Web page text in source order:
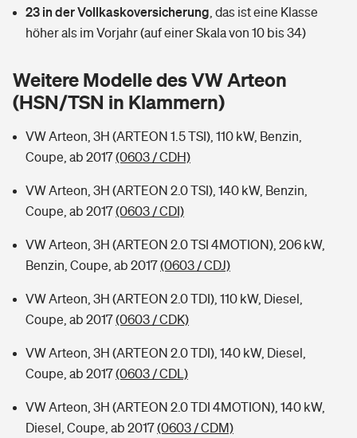
Tools
Hochwasser-Check: Wie gefährdet ist Ihr Haus?
Sie haben Fragen?
Handyversicherung
Private Cyberversicherung
Zur Übersicht
Tools
Kinderunfall-Check: Mehr Sicherheit für deine Kids
Typklassen: So ist Ihr Auto eingestuft
Sie haben Fragen?
Wer versichert was: Jetzt Versicherer finden
Rentenrechner: Wie viel Geld bekomme ich im Alter?
23 in der Vollkaskoversicherung das ist eine Klasse
höher als im Vorjahr (auf einer Skala von 10 bis 34)
Weitere Modelle des VW Arteon
(HSN/TSN in Klammern)
VW Arteon, 3H (ARTEON 1.5 TSI), 110 kW, Benzin,
Coupe, ab 2017(0603 / CDH)
VW Arteon, 3H (ARTEON 2.0 TSI), 140 kW, Benzin,
Coupe, ab 2017(0603 / CDI)
VW Arteon, 3H (ARTEON 2.0 TSI 4MOTION), 206 kW,
Benzin, Coupe, ab 2017(0603 / CDJ)
VW Arteon, 3H (ARTEON 2.0 TDI), 110 kW, Diesel,
Coupe, ab 2017(0603 / CDK)
VW Arteon, 3H (ARTEON 2.0 TDI), 140 kW, Diesel,
Coupe, ab 2017(0603 / CDL)
VW Arteon, 3H (ARTEON 2.0 TDI 4MOTION), 140 kW,
Diesel, Coupe, ab 2017(0603 / CDM)